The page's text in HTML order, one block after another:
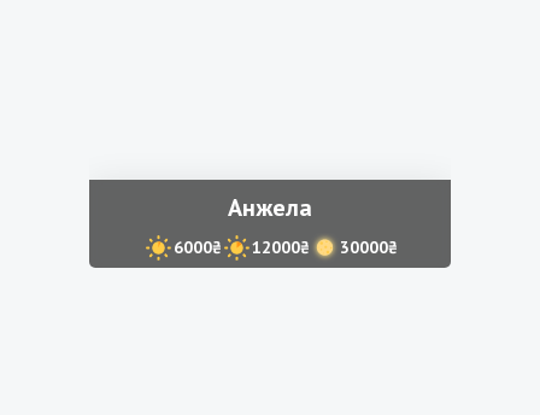
Анжела
6000₴ 12000₴ 30000₴